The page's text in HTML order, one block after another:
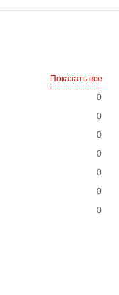
Показать все
0
0
0
0
0
0
0